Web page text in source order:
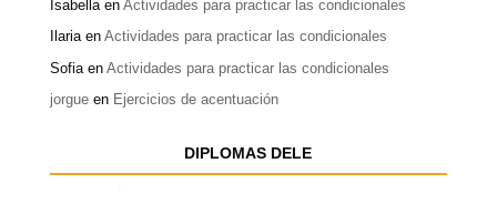
Isabellaen Actividades para practicar las condicionales
Ilariaen Actividades para practicar las condicionales
Sofiaen Actividades para practicar las condicionales
jorgueen Ejercicios de acentuación
DIPLOMAS DELE